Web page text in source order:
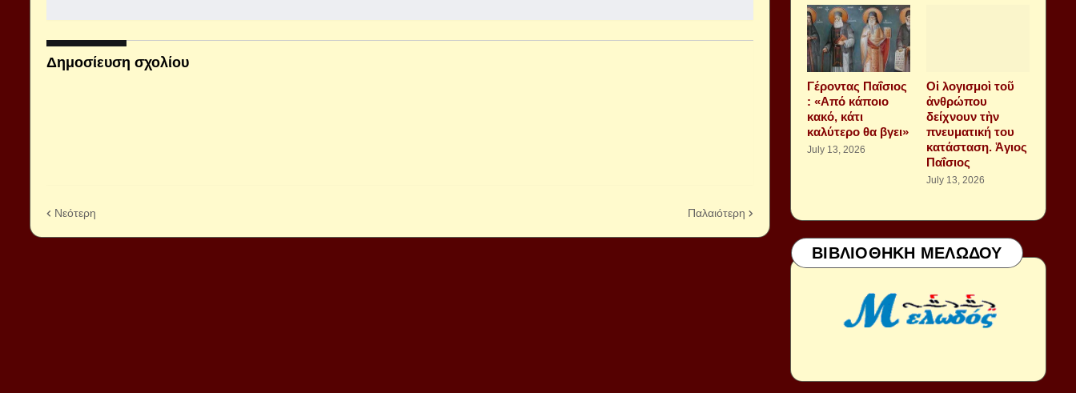
Δημοσίευση σχολίου
Νεότερη Παλαιότερη
Γέροντας Παΐσιος
: «Από κάποιο
κακό, κάτι
καλύτερο θα βγει»
July 13, 2026
Οἱ λογισμοὶ τοῦ
ἀνθρώπου
δείχνουν τὴν
πνευματική του
κατάσταση. Ἁγιος
Παΐσιος
July 13, 2026
ΒΙΒΛΙΟΘΗΚΗ ΜΕΛΩΔΟΥ